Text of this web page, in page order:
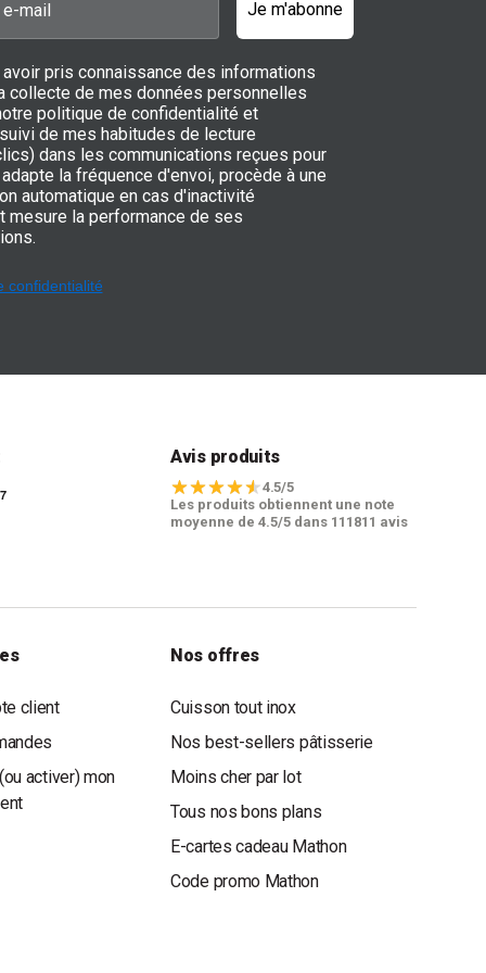
et faciles à déplacer grâce à leurs roulettes, ils
ou propane.
combustion à basse température, réduisant ainsi les
en procurant une chaleur homogène.
ventilation lors de leur utilisation pour prévenir les
de carbone. Pour une sécurité maximale, il est
de monoxyde de carbone dans les pièces où ces
consommation électrique sont parmi les plus
rendement énergétique tout en réduisant
spécifiques. Un chauffage d'appoint électrique est
qu'un poêle peut offrir une chaleur plus intense, idéale
propose une large gamme de chauffages d'appoint
d'appoint qui consomment le
Je m'abonne
pris connaissance des informations
collecte de mes données personnelles
politique de confidentialité et
de mes habitudes de lecture
dans les communications reçues pour
la fréquence d'envoi, procède à une
automatique en cas d'inactivité
mesure la performance de ses
confidentialité
Avis produits
4.5/5
Les produits obtiennent une note
moyenne de 4.5/5 dans 111811 avis
client
activer) mon
Nos offres
Cuisson tout inox
Nos best-sellers pâtisserie
Moins cher par lot
Tous nos bons plans
E-cartes cadeau Mathon
Code promo Mathon